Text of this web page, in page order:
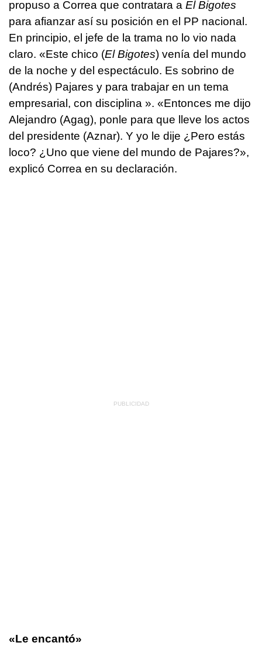
propuso a Correa que contratara a El Bigotes
para afianzar así su posición en el PP nacional.
En principio, el jefe de la trama no lo vio nada
claro. «Este chico (El Bigotes) venía del mundo
de la noche y del espectáculo. Es sobrino de
(Andrés) Pajares y para trabajar en un tema
empresarial, con disciplina ». «Entonces me dijo
Alejandro (Agag), ponle para que lleve los actos
del presidente (Aznar). Y yo le dije ¿Pero estás
loco? ¿Uno que viene del mundo de Pajares?»,
explicó Correa en su declaración.
«Le encantó»